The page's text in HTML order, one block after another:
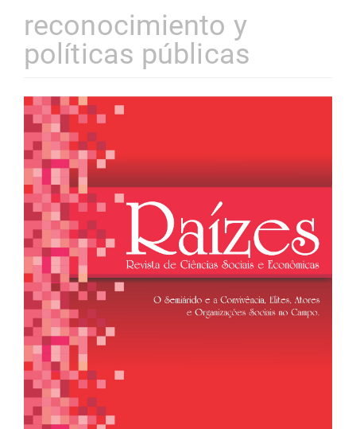
reconocimiento y
políticas públicas
Barra
lateral
de
artigos